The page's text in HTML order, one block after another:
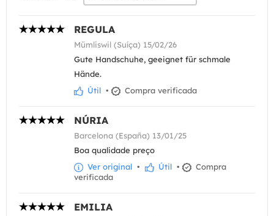
REGULA
Mümliswil (Suíça) 15/02/26
Gute Handschuhe, geeignet für schmale
Hände.
Útil • Compra verificada
NÚRIA
Barcelona (España) 13/01/25
Boa qualidade preço
Ver original • Útil •
Compra
verificada
EMILIA